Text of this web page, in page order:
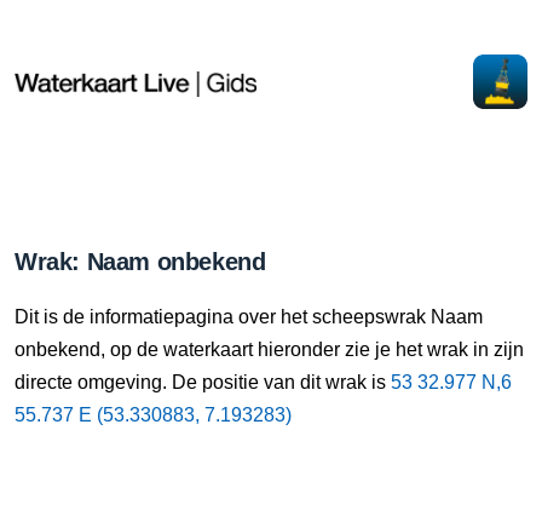
Wrak: Naam onbekend
Dit is de informatiepagina over het scheepswrak Naam
onbekend, op de waterkaart hieronder zie je het wrak in zijn
directe omgeving. De positie van dit wrak is 53 32.977 N,6
55.737 E (53.330883, 7.193283)